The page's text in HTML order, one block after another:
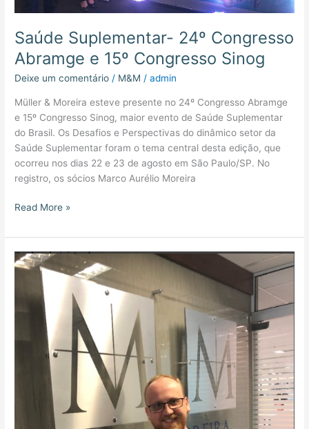
Saúde Suplementar- 24º Congresso
Abramge e 15º Congresso Sinog
Deixe um comentário / M&M /admin
Müller & Moreira esteve presente no 24º Congresso Abramge
e 15º Congresso Sinog, maior evento de Saúde Suplementar
do Brasil. Os Desafios e Perspectivas do dinâmico setor da
Saúde Suplementar foram o tema central desta edição, que
ocorreu nos dias 22 e 23 de agosto em São Paulo/SP. No
registro, os sócios Marco Aurélio Moreira
Read More »
Certificação
Assespro-